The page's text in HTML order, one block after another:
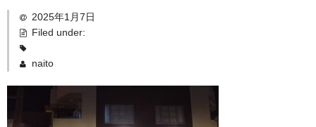
お子様の入卒園に
業務用箸（食洗機対応）
2025年1月7日
Filed under:
naito